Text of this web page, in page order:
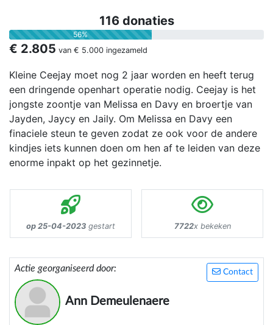
116 donaties
56%
€ 2.805 van € 5.000 ingezameld
Kleine Ceejay moet nog 2 jaar worden en heeft terug
een dringende openhart operatie nodig. Ceejay is het
jongste zoontje van Melissa en Davy en broertje van
Jayden, Jaycy en Jaily. Om Melissa en Davy een
finaciele steun te geven zodat ze ook voor de andere
kindjes iets kunnen doen om hen af te leiden van deze
enorme inpakt op het gezinnetje.
op 25-04-2023 gestart 7722x bekeken
Contact
Actie georganiseerd door:
Ann Demeulenaere